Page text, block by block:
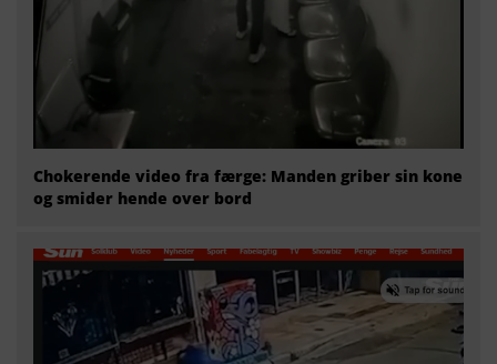
Chokerende video fra færge: Manden griber sin kone
og smider hende over bord